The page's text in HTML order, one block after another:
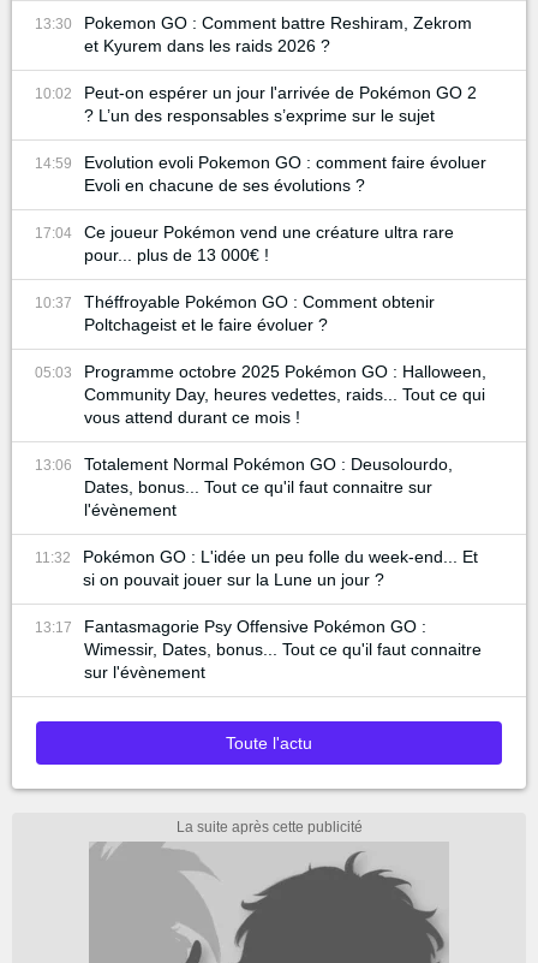
13:30
Pokemon GO : Comment battre Reshiram, Zekrom
et Kyurem dans les raids 2026 ?
10:02
Peut-on espérer un jour l'arrivée de Pokémon GO 2
? L’un des responsables s’exprime sur le sujet
14:59
Evolution evoli Pokemon GO : comment faire évoluer
Evoli en chacune de ses évolutions ?
17:04
Ce joueur Pokémon vend une créature ultra rare
pour... plus de 13 000€ !
10:37
Théffroyable Pokémon GO : Comment obtenir
Poltchageist et le faire évoluer ?
05:03
Programme octobre 2025 Pokémon GO : Halloween,
Community Day, heures vedettes, raids... Tout ce qui
vous attend durant ce mois !
13:06
Totalement Normal Pokémon GO : Deusolourdo,
Dates, bonus... Tout ce qu'il faut connaitre sur
l'évènement
11:32
Pokémon GO : L'idée un peu folle du week-end... Et
si on pouvait jouer sur la Lune un jour ?
13:17
Fantasmagorie Psy Offensive Pokémon GO :
Wimessir, Dates, bonus... Tout ce qu'il faut connaitre
sur l'évènement
Toute l'actu